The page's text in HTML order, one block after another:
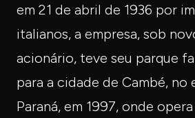
em 21 de abril de 1936 por
italianos, a empresa, sob
acionário, teve seu parque
para a cidade de Cambé, no
Paraná, em 1997, onde